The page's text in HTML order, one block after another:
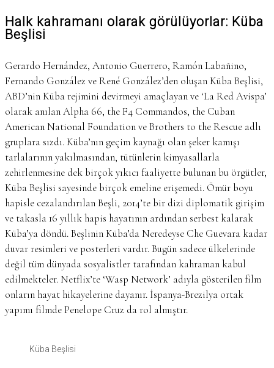
Halk kahramanı olarak görülüyorlar: Küba
Beşlisi
Gerardo Hernández, Antonio Guerrero, Ramón Labañino,
Fernando González ve René González’den oluşan Küba Beşlisi,
ABD’nin Küba rejimini devirmeyi amaçlayan ve ‘La Red Avispa’
olarak anılan Alpha 66, the F4 Commandos, the Cuban
American National Foundation ve Brothers to the Rescue adlı
gruplara sızdı. Küba’nın geçim kaynağı olan şeker kamışı
tarlalarının yakılmasından, tütünlerin kimyasallarla
zehirlenmesine dek birçok yıkıcı faaliyette bulunan bu örgütler,
Küba Beşlisi sayesinde birçok emeline erişemedi. Ömür boyu
hapisle cezalandırılan Beşli, 2014’te bir dizi diplomatik girişim
ve takasla 16 yıllık hapis hayatının ardından serbest kalarak
Küba’ya döndü. Beşlinin Küba’da Neredeyse Che Guevara kadar
duvar resimleri ve posterleri vardır. Bugün sadece ülkelerinde
değil tüm dünyada sosyalistler tarafından kahraman kabul
edilmekteler. Netflix’te ‘Wasp Network’ adıyla gösterilen film
onların hayat hikayelerine dayanır. İspanya-Brezilya ortak
yapımı filmde Penelope Cruz da rol almıştır.
Küba Beşlisi